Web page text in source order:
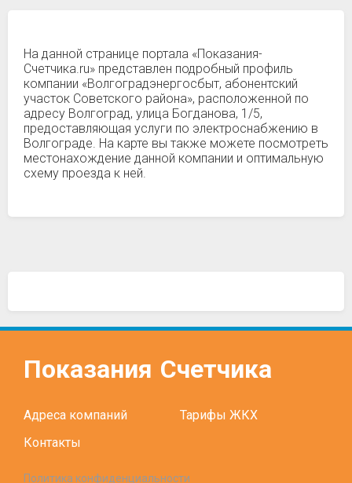
На данной странице портала «Показания-
Счетчика.ru» представлен подробный профиль
компании «Волгоградэнергосбыт, абонентский
участок Советского района», расположенной по
адресу Волгоград, улица Богданова, 1/5,
предоставляющая услуги по электроснабжению в
Волгограде. На карте вы также можете посмотреть
местонахождение данной компании и оптимальную
схему проезда к ней.
Показания Счетчика
Адреса компаний
Тарифы ЖКХ
Контакты
Политика конфиденциальности